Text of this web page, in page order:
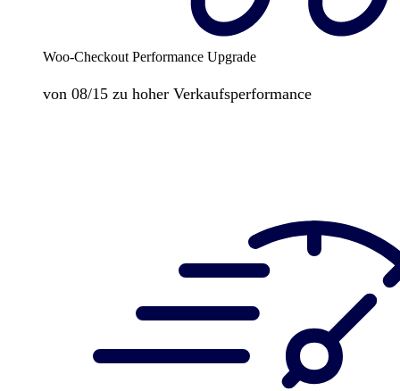
Woo-Checkout Performance Upgrade
von 08/15 zu hoher Verkaufsperformance